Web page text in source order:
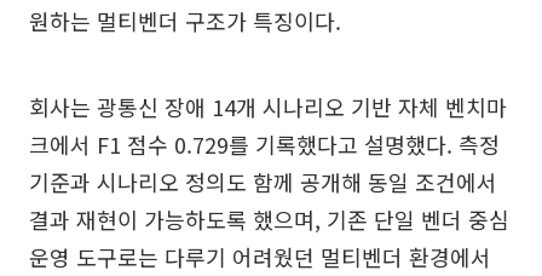
원하는 멀티벤더 구조가 특징이다.
회사는 광통신 장애 14개 시나리오 기반 자체 벤치마
크에서 F1 점수 0.729를 기록했다고 설명했다. 측정
기준과 시나리오 정의도 함께 공개해 동일 조건에서
결과 재현이 가능하도록 했으며, 기존 단일 벤더 중심
운영 도구로는 다루기 어려웠던 멀티벤더 환경에서